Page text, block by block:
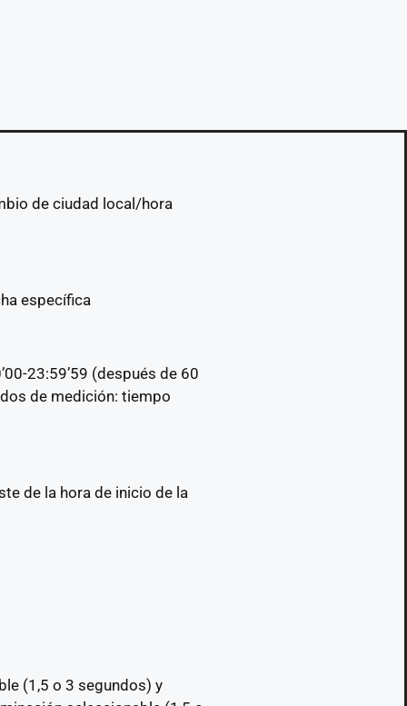
de ciudad local/hora
específica
23:59’59 (después de 60
de medición: tiempo
de la hora de inicio de la
(1,5 o 3 segundos) y